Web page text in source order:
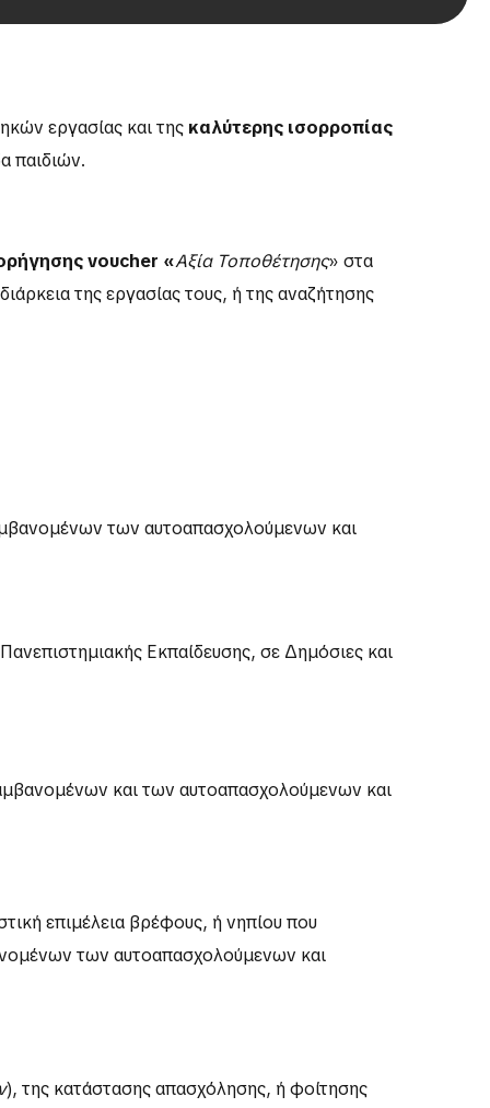
εργασίας και της καλύτερης ισορροπίας
παιδιών.
voucher «Αξία Τοποθέτησης» στα
της εργασίας τους, ή της αναζήτησης
των αυτοαπασχολούμενων και
Εκπαίδευσης, σε Δημόσιες και
και των αυτοαπασχολούμενων και
επιμέλεια βρέφους, ή νηπίου που
των αυτοαπασχολούμενων και
), της κατάστασης απασχόλησης, ή φοίτησης